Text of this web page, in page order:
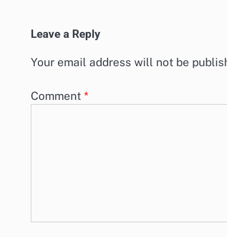
Leave a Reply
Your email address will not be
Comment *